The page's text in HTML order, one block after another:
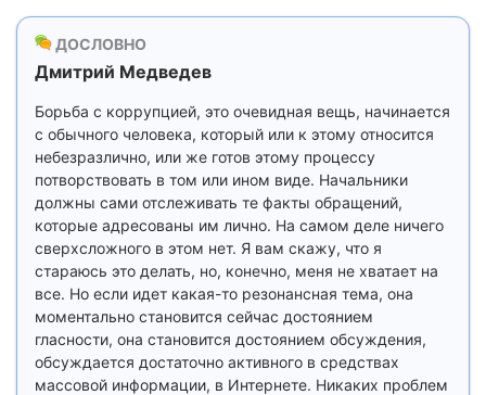
ДОСЛОВНО
Дмитрий Медведев
Борьба с коррупцией, это очевидная вещь, начинается
с обычного человека, который или к этому относится
небезразлично, или же готов этому процессу
потворствовать в том или ином виде. Начальники
должны сами отслеживать те факты обращений,
которые адресованы им лично. На самом деле ничего
сверхсложного в этом нет. Я вам скажу, что я
стараюсь это делать, но, конечно, меня не хватает на
все. Но если идет какая-то резонансная тема, она
моментально становится сейчас достоянием
гласности, она становится достоянием обсуждения,
обсуждается достаточно активного в средствах
массовой информации, в Интернете. Никаких проблем